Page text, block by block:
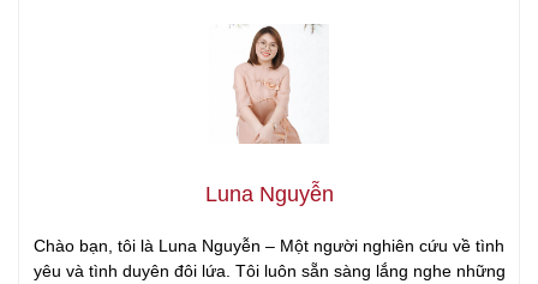
Luna Nguyễn
Chào bạn, tôi là Luna Nguyễn – Một người nghiên cứu về tình
yêu và tình duyên đôi lứa. Tôi luôn sẵn sàng lắng nghe những